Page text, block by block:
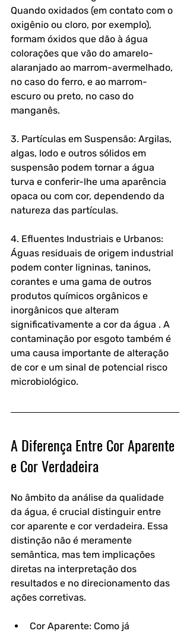
Quando oxidados (em contato com o
oxigênio ou cloro, por exemplo),
formam óxidos que dão à água
colorações que vão do amarelo-
alaranjado ao marrom-avermelhado,
no caso do ferro, e ao marrom-
escuro ou preto, no caso do
manganês.
3. Partículas em Suspensão: Argilas,
algas, lodo e outros sólidos em
suspensão podem tornar a água
turva e conferir-lhe uma aparência
opaca ou com cor, dependendo da
natureza das partículas.
4. Efluentes Industriais e Urbanos:
Águas residuais de origem industrial
podem conter ligninas, taninos,
corantes e uma gama de outros
produtos químicos orgânicos e
inorgânicos que alteram
significativamente a cor da água . A
contaminação por esgoto também é
uma causa importante de alteração
de cor e um sinal de potencial risco
microbiológico.
A Diferença Entre Cor Aparente
e Cor Verdadeira
No âmbito da análise da qualidade
da água, é crucial distinguir entre
cor aparente e cor verdadeira. Essa
distinção não é meramente
semântica, mas tem implicações
diretas na interpretação dos
resultados e no direcionamento das
ações corretivas.
Cor Aparente: Como já